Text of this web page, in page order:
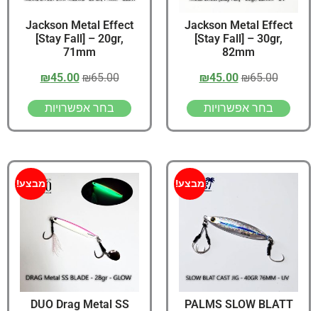
Jackson Metal Effect
[Stay Fall] – 30gr,
82mm
₪65.00
₪45.00
בחר אפשרויות
Jackson Metal Effect
[Stay Fall] – 20gr,
71mm
₪65.00
₪45.00
בחר אפשרויות
מבצע!
PALMS SLOW BLATT
מבצע!
DUO Drag Metal SS